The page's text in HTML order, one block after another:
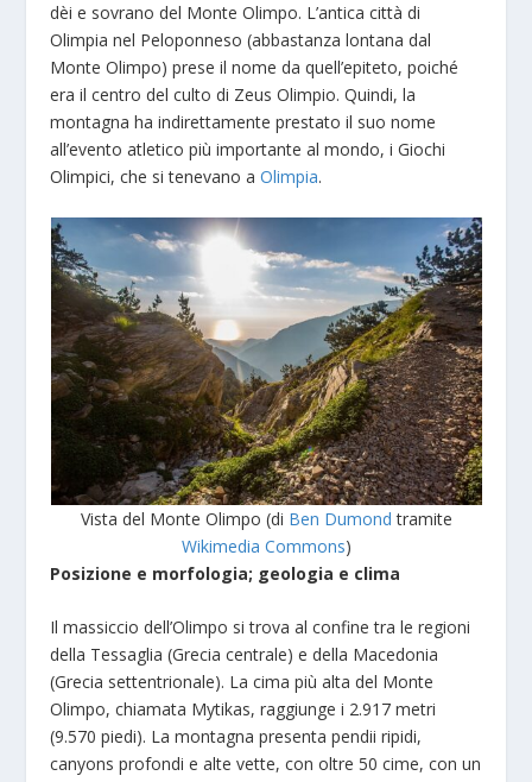
dèi e sovrano del Monte Olimpo. L’antica città di
Olimpia nel Peloponneso (abbastanza lontana dal
Monte Olimpo) prese il nome da quell’epiteto, poiché
era il centro del culto di Zeus Olimpio. Quindi, la
montagna ha indirettamente prestato il suo nome
all’evento atletico più importante al mondo, i Giochi
Olimpici, che si tenevano aOlimpia.
Vista del Monte Olimpo (di Ben Dumond tramite
Wikimedia Commons)
Posizione e morfologia; geologia e clima
Il massiccio dell’Olimpo si trova al confine tra le regioni
della Tessaglia (Grecia centrale) e della Macedonia
(Grecia settentrionale). La cima più alta del Monte
Olimpo, chiamata Mytikas, raggiunge i 2.917 metri
(9.570 piedi). La montagna presenta pendii ripidi,
canyons profondi e alte vette, con oltre 50 cime, con un